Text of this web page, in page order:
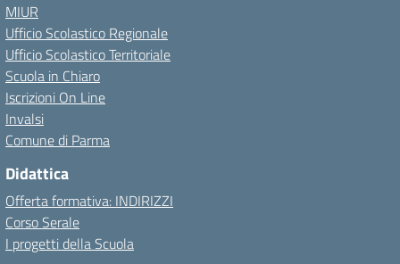
MIUR
Ufficio Scolastico Regionale
Ufficio Scolastico Territoriale
Scuola in Chiaro
Iscrizioni On Line
Invalsi
Comune di Parma
Didattica
Offerta formativa: INDIRIZZI
Corso Serale
I progetti della Scuola